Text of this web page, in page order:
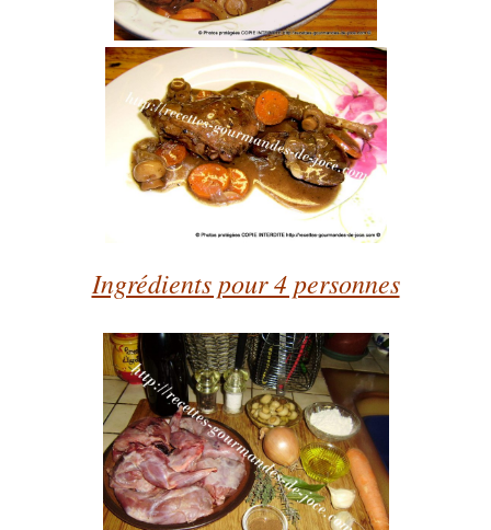
Ingrédients pour 4 personnes